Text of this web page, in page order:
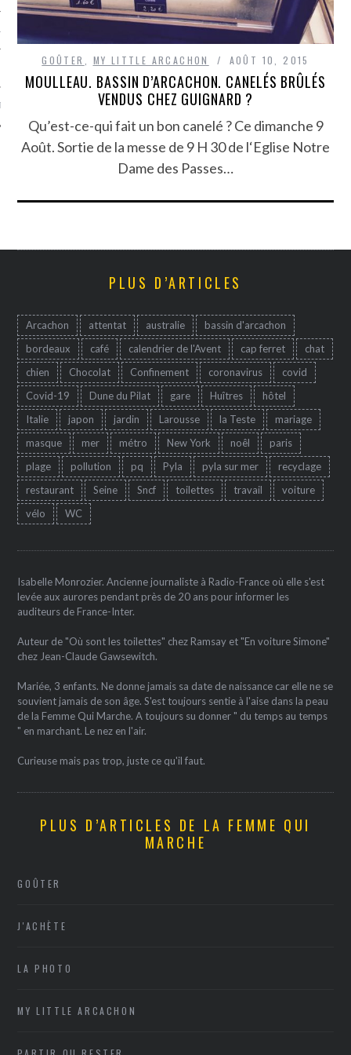
ARCACHON
GOÛTER MY LITTLE ARCACHON AOÛT 10, 2015
MOULLEAU. BASSIN D’ARCACHON. CANELÉS BRÛLÉS
VENDUS CHEZ GUIGNARD ?
Qu’est-ce-qui fait un bon canelé ? Ce dimanche 9
Août. Sortie de la messe de 9 H 30 de l‘Eglise Notre
Dame des Passes…
PLUS D’ARTICLES
Arcachon attentat australie
bassin d'arcachon
bordeaux
café calendrier de l'Avent cap ferret
chat
chien
Chocolat Confinement coronavirus
covid
Covid-19
Dune du Pilat gare Huîtres
hôtel
Italie
japon jardin Larousse la Teste
mariage
masque
mer métro New York noêl
paris
plage
pollution pq Pyla pyla sur mer
recyclage
restaurant
Seine Sncf toilettes travail
voiture
vélo
WC
Isabelle Monrozier. Ancienne journaliste à Radio-France où elle s'est
levée aux aurores pendant près de 20 ans pour informer les
auditeurs de France-Inter.
Auteur de "Où sont les toilettes" chez Ramsay et "En voiture Simone"
chez Jean-Claude Gawsewitch.
Mariée, 3 enfants. Ne donne jamais sa date de naissance car elle ne se
souvient jamais de son âge. S'est toujours sentie à l'aise dans la peau
de la Femme Qui Marche. A toujours su donner " du temps au temps
" en marchant. Le nez en l'air.
Curieuse mais pas trop, juste ce qu'il faut.
PLUS D’ARTICLES DE LA FEMME QUI
MARCHE
GOÛTER
J'ACHÈTE
LA PHOTO
MY LITTLE ARCACHON